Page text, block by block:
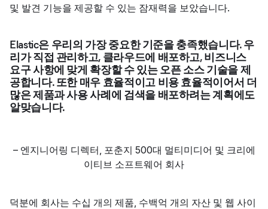
및 발견 기능을 제공할 수 있는 잠재력을 보았습니다.
Elastic은 우리의 가장 중요한 기준을 충족했습니다. 우
리가 직접 관리하고, 클라우드에 배포하고, 비즈니스
요구 사항에 맞게 확장할 수 있는 오픈 소스 기술을 제
공합니다. 또한 매우 효율적이고 비용 효율적이어서 더
많은 제품과 사용 사례에 검색을 배포하려는 계획에도
알맞습니다.
– 엔지니어링 디렉터 포춘지 500대 멀티미디어 및 크리에
이티브 소프트웨어 회사
덕분에 회사는 수십 개의 제품, 수백억 개의 자산 및 웹 사이